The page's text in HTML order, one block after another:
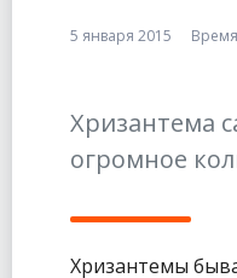
5 января 2015
Хризантема
огромное
Хризантемы